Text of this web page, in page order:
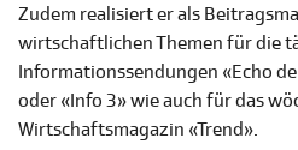
Zudem realisiert er als
wirtschaftlichen Themen für die
Informationssendungen «Echo
oder «Info 3» wie auch für das
Wirtschaftsmagazin «Trend».